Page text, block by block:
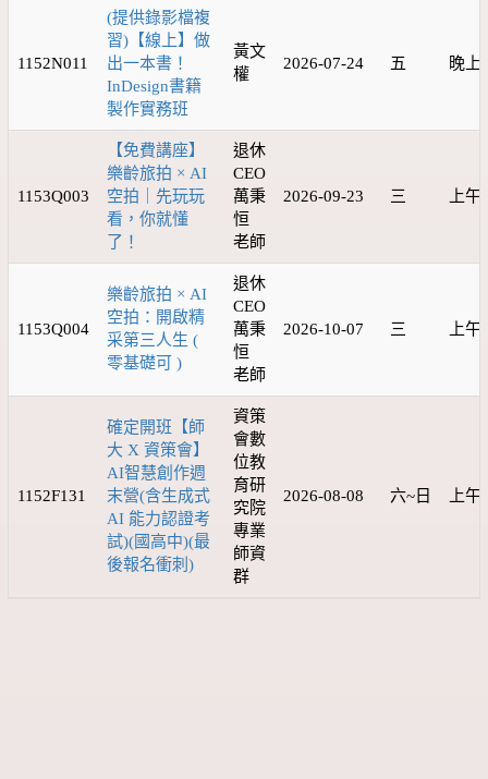
1152N011
(提供錄影檔複
習)【線上】做
出一本書！
InDesign書籍
製作實務班
黃文
權
2026-07-24 五 晚上
1153Q003
【免費講座】
樂齡旅拍 × AI
空拍｜先玩玩
看，你就懂
了！
退休
CEO
萬秉
恒
老師
2026-09-23 三 上午
1153Q004
樂齡旅拍 × AI
空拍：開啟精
采第三人生 (
零基礎可 )
退休
CEO
萬秉
恒
老師
2026-10-07 三 上午
1152F131
確定開班【師
大 X 資策會】
AI智慧創作週
末營(含生成式
AI 能力認證考
試)(國高中)(最
後報名衝刺)
資策
會數
位教
育研
究院
專業
師資
群
2026-08-08 六~日 上午